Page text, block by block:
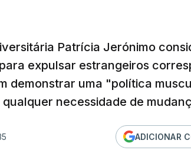
Patrícia Jerónimo
expulsar estrangeiros
demonstrar uma "política
necessidade de
ADICIONAR